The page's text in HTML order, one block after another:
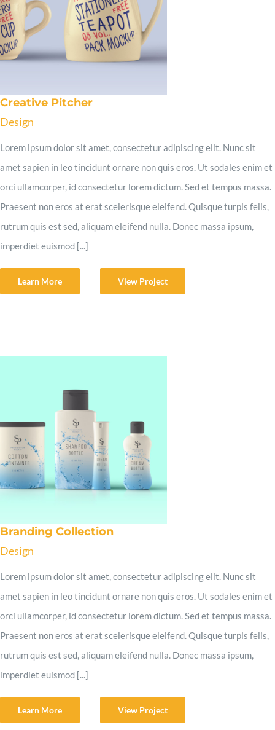
Creative Pitcher
Design
Lorem ipsum dolor sit amet, consectetur adipiscing elit. Nunc sit
amet sapien in leo tincidunt ornare non quis eros. Ut sodales enim et
orci ullamcorper, id consectetur lorem dictum. Sed et tempus massa.
Praesent non eros at erat scelerisque eleifend. Quisque turpis felis,
rutrum quis est sed, aliquam eleifend nulla. Donec massa ipsum,
imperdiet euismod [...]
Learn More View Project
Branding Collection
Design
Lorem ipsum dolor sit amet, consectetur adipiscing elit. Nunc sit
amet sapien in leo tincidunt ornare non quis eros. Ut sodales enim et
orci ullamcorper, id consectetur lorem dictum. Sed et tempus massa.
Praesent non eros at erat scelerisque eleifend. Quisque turpis felis,
rutrum quis est sed, aliquam eleifend nulla. Donec massa ipsum,
imperdiet euismod [...]
Learn More View Project